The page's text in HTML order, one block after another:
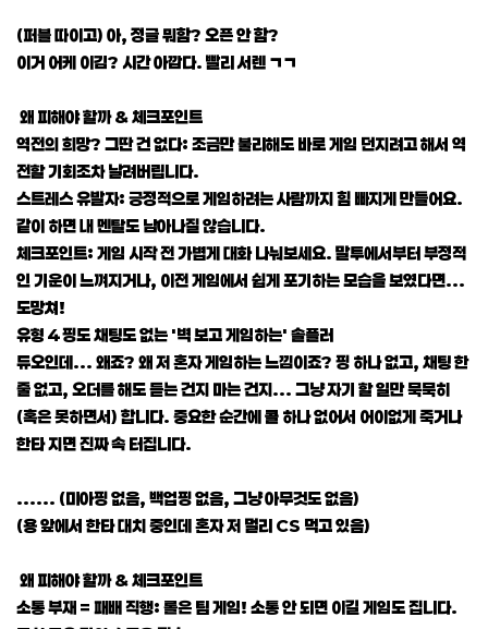
(퍼블 따이고) 아, 정글 뭐함? 오픈 안 함?
이거 어케 이김? 시간 아깝다. 빨리 서렌 ㄱㄱ
왜 피해야 할까 & 체크포인트
역전의 희망? 그딴 건 없다: 조금만 불리해도 바로 게임 던지려고 해서 역
전할 기회조차 날려버립니다.
스트레스 유발자: 긍정적으로 게임하려는 사람까지 힘 빠지게 만들어요.
같이 하면 내 멘탈도 남아나질 않습니다.
체크포인트: 게임 시작 전 가볍게 대화 나눠보세요. 말투에서부터 부정적
인 기운이 느껴지거나, 이전 게임에서 쉽게 포기하는 모습을 보였다면...
도망쳐!
유형 4 핑도 채팅도 없는 '벽 보고 게임하는' 솔플러
듀오인데... 왜죠? 왜 저 혼자 게임하는 느낌이죠? 핑 하나 없고, 채팅 한
줄 없고, 오더를 해도 듣는 건지 마는 건지... 그냥 자기 할 일만 묵묵히
(혹은 못하면서) 합니다. 중요한 순간에 콜 하나 없어서 어이없게 죽거나
한타 지면 진짜 속 터집니다.
...... (미아핑 없음, 백업핑 없음, 그냥 아무것도 없음)
(용 앞에서 한타 대치 중인데 혼자 저 멀리 CS 먹고 있음)
왜 피해야 할까 & 체크포인트
소통 부재 = 패배 직행: 롤은 팀 게임! 소통 안 되면 이길 게임도 집니다.